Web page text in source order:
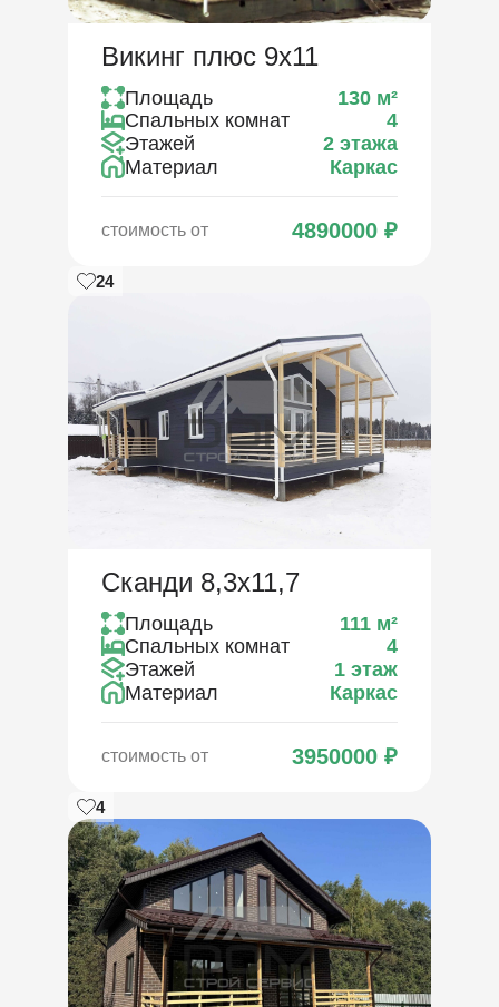
Викинг плюс 9х11
Площадь 130 м²
Спальных комнат
4
Этажей
2 этажа
Материал
Каркас
стоимость от 4890000 ₽
24
Сканди 8,3х11,7
Площадь 111 м²
Спальных комнат
4
Этажей
1 этаж
Материал
Каркас
стоимость от 3950000 ₽
4